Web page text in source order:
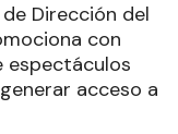
Dirección del
con
espectáculos
acceso a